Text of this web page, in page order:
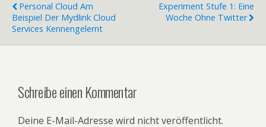
Personal Cloud Am
Beispiel Der Mydlink Cloud
Services Kennengelernt
Experiment Stufe 1: Eine
Woche Ohne Twitter
Schreibe einen Kommentar
Deine E-Mail-Adresse wird nicht veröffentlicht.